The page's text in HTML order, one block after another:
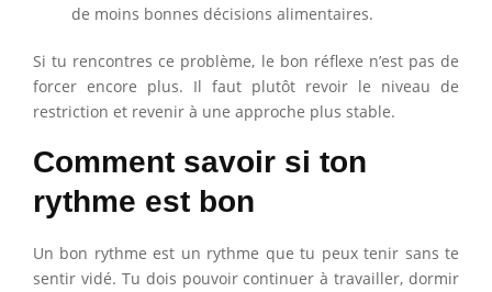
de moins bonnes décisions alimentaires.
Si tu rencontres ce problème, le bon réflexe n’est pas de
forcer encore plus. Il faut plutôt revoir le niveau de
restriction et revenir à une approche plus stable.
Comment savoir si ton
rythme est bon
Un bon rythme est un rythme que tu peux tenir sans te
sentir vidé. Tu dois pouvoir continuer à travailler, dormir